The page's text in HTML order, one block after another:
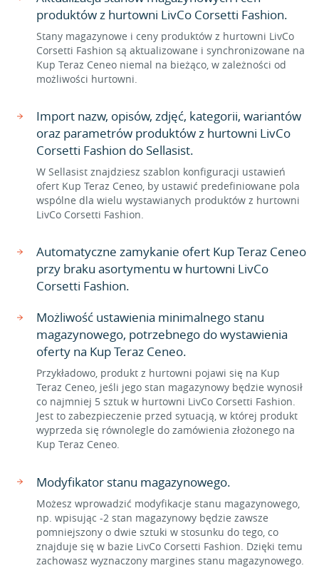
produktów z hurtowni LivCo Corsetti Fashion.
Stany magazynowe i ceny produktów z hurtowni LivCo
Corsetti Fashion są aktualizowane i synchronizowane na
Kup Teraz Ceneo niemal na bieżąco, w zależności od
możliwości hurtowni.
Import nazw, opisów, zdjęć, kategorii, wariantów
oraz parametrów produktów z hurtowni LivCo
Corsetti Fashion do Sellasist.
W Sellasist znajdziesz szablon konfiguracji ustawień
ofert Kup Teraz Ceneo, by ustawić predefiniowane pola
wspólne dla wielu wystawianych produktów z hurtowni
LivCo Corsetti Fashion.
Automatyczne zamykanie ofert Kup Teraz Ceneo
przy braku asortymentu w hurtowni LivCo
Corsetti Fashion.
Możliwość ustawienia minimalnego stanu
magazynowego, potrzebnego do wystawienia
oferty na Kup Teraz Ceneo.
Przykładowo, produkt z hurtowni pojawi się na Kup
Teraz Ceneo, jeśli jego stan magazynowy będzie wynosił
co najmniej 5 sztuk w hurtowni LivCo Corsetti Fashion.
Jest to zabezpieczenie przed sytuacją, w której produkt
wyprzeda się równolegle do zamówienia złożonego na
Kup Teraz Ceneo.
Modyfikator stanu magazynowego.
Możesz wprowadzić modyfikacje stanu magazynowego,
np. wpisując -2 stan magazynowy będzie zawsze
pomniejszony o dwie sztuki w stosunku do tego, co
znajduje się w bazie LivCo Corsetti Fashion. Dzięki temu
zachowasz wyznaczony margines stanu magazynowego.